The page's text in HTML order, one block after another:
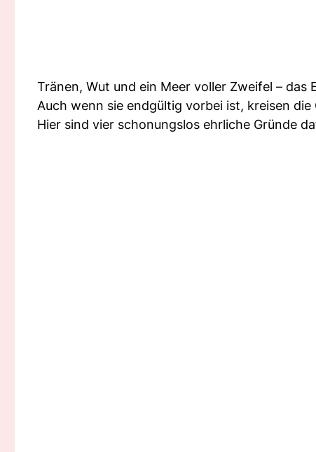
Tränen, Wut und ein Meer voller Zweifel – das
Auch wenn sie endgültig vorbei ist, kreisen
Hier sind vier schonungslos ehrliche Gründe